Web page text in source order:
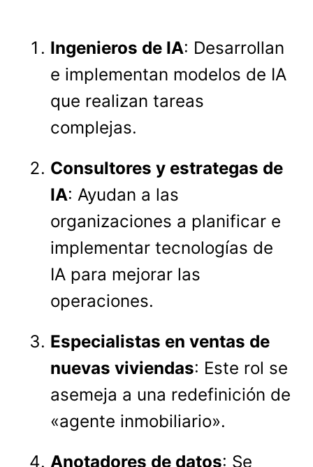
Ingenieros de IA: Desarrollan
e implementan modelos de IA
que realizan tareas
complejas.
Consultores y estrategas de
IA: Ayudan a las
organizaciones a planificar e
implementar tecnologías de
IA para mejorar las
operaciones.
Especialistas en ventas de
nuevas viviendas: Este rol se
asemeja a una redefinición de
«agente inmobiliario».
Anotadores de datos: Se